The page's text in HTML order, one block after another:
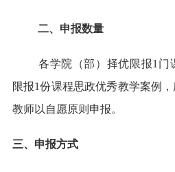
二、申报数量
各学院（部）择优限报1门
限报1份课程思政优秀教学案例
教师以自愿原则申报。
三、申报方式